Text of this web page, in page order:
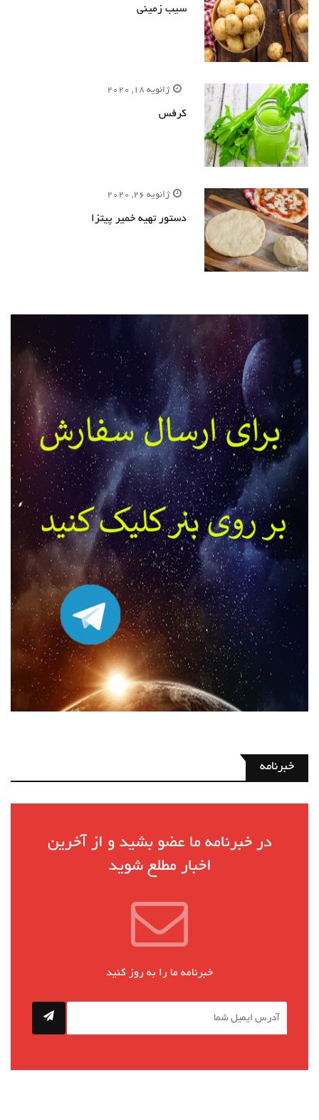
سیب زمینی
ژانویه 18, 2020
کرفس
ژانویه 26, 2020
دستور تهیه خمیر پیتزا
خبرنامه
در خبرنامه ما عضو بشید و از آخرین
اخبار مطلع شوید
خبرنامه ما را به روز کنید